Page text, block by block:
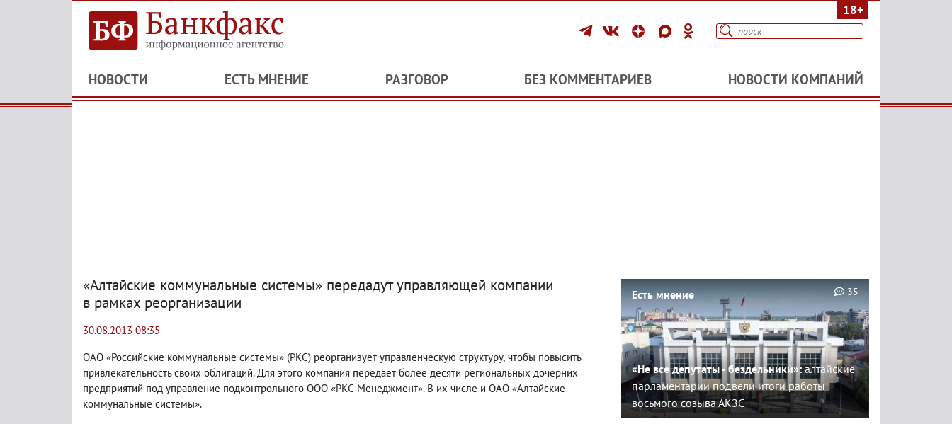
18+
НОВОСТИ ЕСТЬ МНЕНИЕ РАЗГОВОР БЕЗ КОММЕНТАРИЕВ НОВОСТИ КОМПАНИЙ
«Алтайские коммунальные системы» передадут управляющей компании
в рамках реорганизации
30.08.2013 08:35
ОАО «Российские коммунальные системы» (РКС) реорганизует управленческую структуру, чтобы повысить
привлекательность своих облигаций. Для этого компания передает более десяти региональных дочерних
предприятий под управление подконтрольного ООО «РКС-Менеджмент». В их числе и ОАО «Алтайские
коммунальные системы».
Есть мнение
«Не все депутаты - бездельники»:алтайские
парламентарии подвели итоги работы
восьмого созыва АКЗС
35